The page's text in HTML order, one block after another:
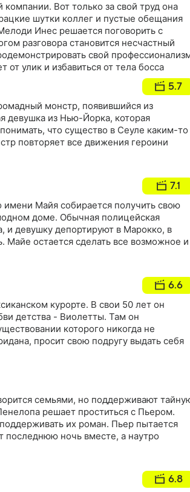
Вот только за свой труд она
шутки коллег и пустые обещания
Инес решается поговорить с
разговора становится несчастный
свой
от улик и избавиться от тела босса
5.7
монстр, появившийся из
девушка из Нью-Йорка, которая
что существо в Сеуле каким-то
повторяет все движения героини
7.1
Майя собирается получить свою
доме. Обычная полицейская
и девушку депортируют в Марокко, в
Майе остается сделать все возможное и
6.6
курорте. В свои 50 лет он
детства - Виолетты. Там он
которого никогда не
просит свою подругу выдать себя
семьями, но поддерживают
решает проститься с Пьером.
их роман. Пьер пытается
последнюю ночь вместе, а наутро
6.8